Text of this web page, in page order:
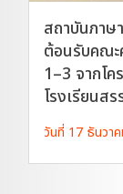
สถาบันภาษ
ต้อนรับคณะ
1–3 จากโ
โรงเรียนส
วันที่ 17 ธันวา